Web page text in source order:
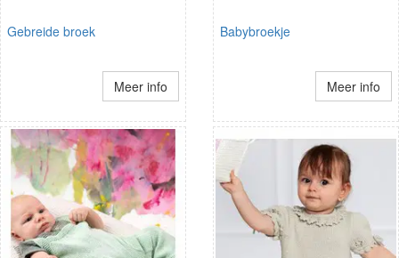
Gebreide broek
Meer info
Babybroekje
Meer info